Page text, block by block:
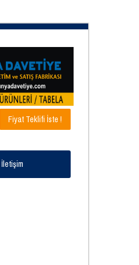
Fiyat Teklifi İste !
İletişim